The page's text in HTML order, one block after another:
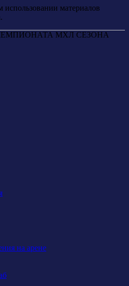
материалов
МХЛ СЕЗОНА
на арене